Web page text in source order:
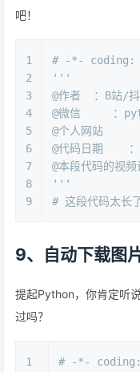
吧！
1
2
3
4
5
6
7
8
9
# -*- coding:
'''
@作者  ：B站/
@微信     ：
@个人网站
@代码日期
@本段代码的
'''
# 这段代码太
9、自动下载图
提起Python，你肯定听
过吗？
1
# -*-